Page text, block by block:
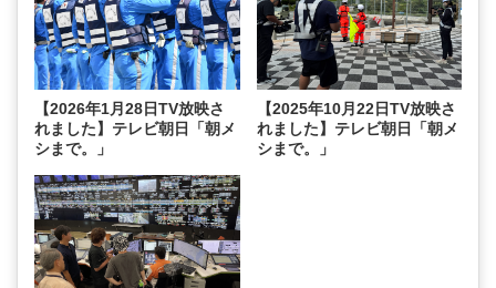
【2026年1月28日TV放映さ
れました】テレビ朝日「朝メ
シまで。」
【2025年10月22日TV放映さ
れました】テレビ朝日「朝メ
シまで。」